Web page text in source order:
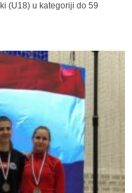
(U18) u kategoriji do 59